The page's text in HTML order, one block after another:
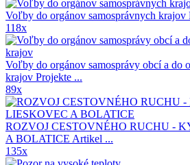
Voľby do orgánov samosprávnych krajov
118x
Voľby do orgánov samosprávy obcí a do
krajov Projekte ...
89x
ROZVOJ CESTOVNÉHO RUCHU -
A BOLATICE Artikel ...
135x